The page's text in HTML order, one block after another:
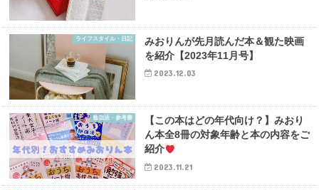
ライフスタイル・日記
みおりんが先月読んだ本＆観た映画
を紹介【2023年11月号】
2023.12.03
勉強法・参考書
【この本はどの年代向け？】みおり
ん本全8冊の対象年齢と本の内容をご
紹介
2023.11.21